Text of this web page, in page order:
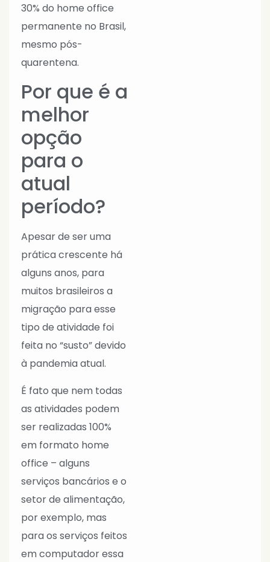
30% do home office
permanente no Brasil,
mesmo pós-
quarentena.
Por que é a
melhor
opção
para o
atual
período?
Apesar de ser uma
prática crescente há
alguns anos, para
muitos brasileiros a
migração para esse
tipo de atividade foi
feita no “susto” devido
à pandemia atual.
É fato que nem todas
as atividades podem
ser realizadas 100%
em formato home
office – alguns
serviços bancários e o
setor de alimentação,
por exemplo, mas
para os serviços feitos
em computador essa